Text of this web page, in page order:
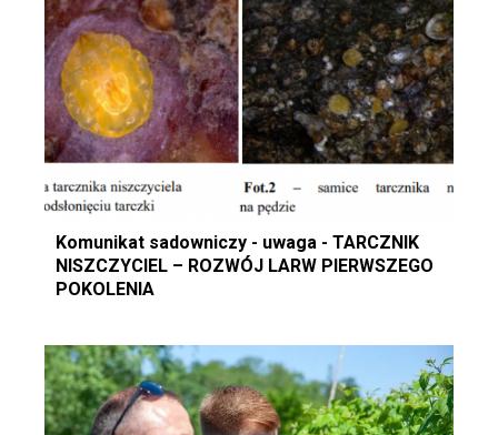
Komunikat sadowniczy - uwaga - TARCZNIK
NISZCZYCIEL – ROZWÓJ LARW PIERWSZEGO
POKOLENIA